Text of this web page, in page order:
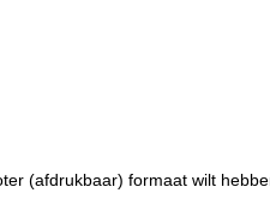
(afdrukbaar) formaat wilt